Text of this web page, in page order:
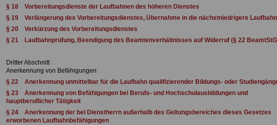
§ 18 Vorbereitungsdienste der Laufbahnen des höheren Dienstes
§ 19 Verlängerung des Vorbereitungsdienstes, Übernahme in die nächstniedrigere Laufbahn
§ 20 Verkürzung des Vorbereitungsdienstes
§ 21 Laufbahnprüfung, Beendigung des Beamtenverhältnisses auf Widerruf (§ 22
Dritter Abschnitt
Anerkennung von Befähigungen
§ 22 Anerkennung unmittelbar für die Laufbahn qualifizierender Bildungs- oder
§ 23 Anerkennung von Befähigungen bei Berufs- und Hochschulausbildungen und
hauptberuflicher Tätigkeit
§ 24 Anerkennung der bei Dienstherrn außerhalb des Geltungsbereiches dieses Gesetzes
erworbenen Laufbahnbefähigungen